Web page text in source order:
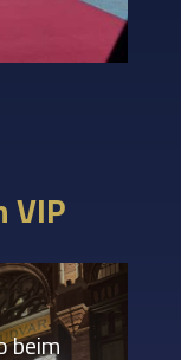
VIP
beim